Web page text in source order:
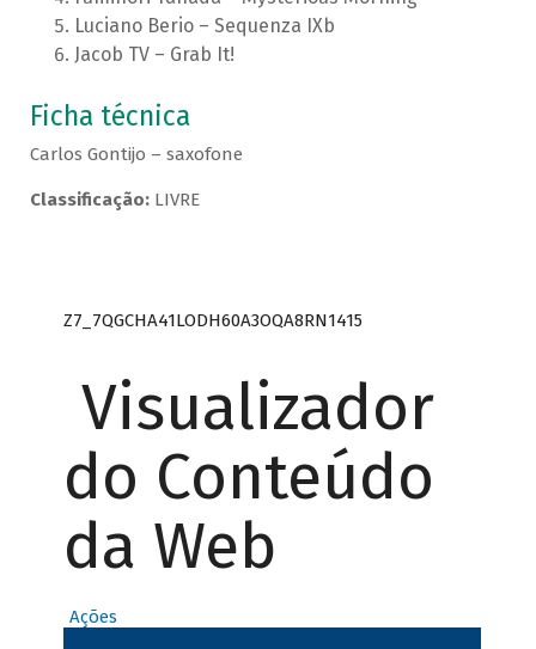
Luciano Berio – Sequenza IXb
Jacob TV – Grab It!
Ficha técnica
Carlos Gontijo – saxofone
Classificação:LIVRE
Z7_7QGCHA41LODH60A3OQA8RN1415
Visualizador
do Conteúdo
da Web
Ações